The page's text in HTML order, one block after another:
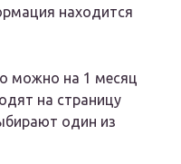
находится
можно на 1 месяц
на страницу
один из